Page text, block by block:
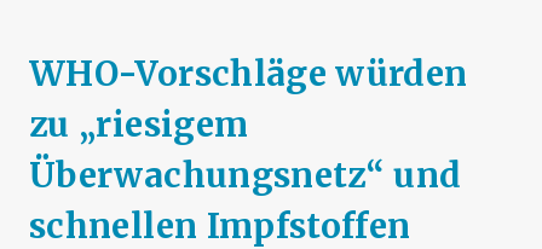
WHO-Vorschläge würden
zu „riesigem
Überwachungsnetz“ und
schnellen Impfstoffen